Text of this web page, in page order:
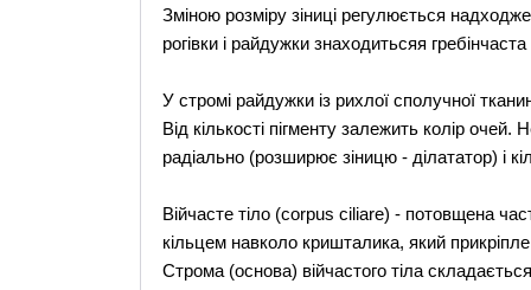
Зміною розміру зіниці регулюється
рогівки і райдужки знаходитьсяя
У стромі райдужки із рихлої сполучної
Від кількості пігменту залежить колір
радіально (розширює зіницю - ділататор) і
Війчасте тіло (corpus ciliare) - потовщена
кільцем навколо кришталика, який
Строма (основа) війчастого тіла